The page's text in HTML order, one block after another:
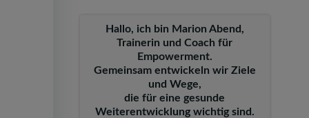
Hallo, ich bin Marion Abend,
Trainerin und Coach für
Empowerment.
Gemeinsam entwickeln wir Ziele
und Wege,
die für eine gesunde
Weiterentwicklung wichtig sind.